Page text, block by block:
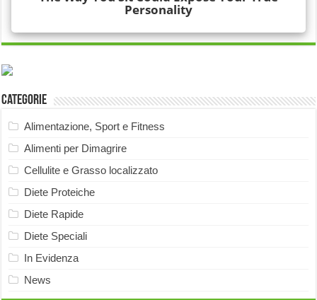
Categorie
Alimentazione, Sport e Fitness
Alimenti per Dimagrire
Cellulite e Grasso localizzato
Diete Proteiche
Diete Rapide
Diete Speciali
In Evidenza
News